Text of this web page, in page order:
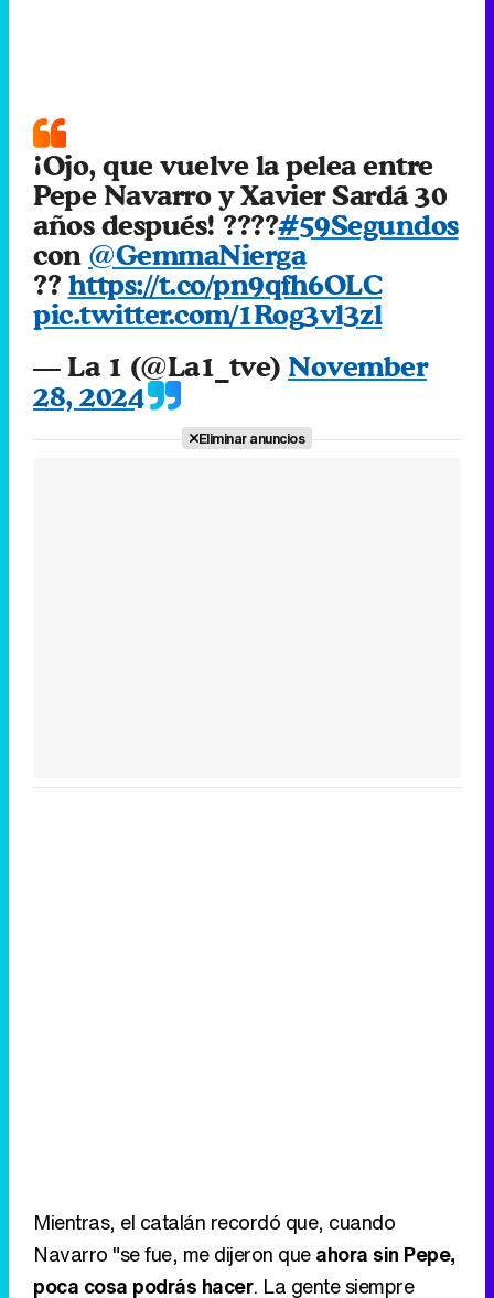
¡Ojo, que vuelve la pelea entre
Pepe Navarro y Xavier Sardá 30
años después! ????#59Segundos
con @GemmaNierga
??https://t.co/pn9qfh6OLC
pic.twitter.com/1Rog3vl3zl
— La 1 (@La1_tve) November
28, 2024
Eliminar anuncios
Mientras, el catalán recordó que, cuando
Navarro "se fue, me dijeron queahora sin Pepe,
poca cosa podrás hacer. La gente siempre